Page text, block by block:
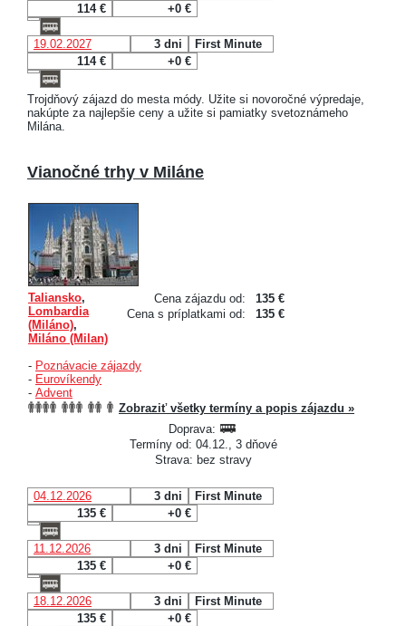
114 €
+0 €
19.02.2027 3 dni
First Minute
114 €
+0 €
Trojdňový zájazd do mesta módy. Užite si novoročné výpredaje,
nakúpte za najlepšie ceny a užite si pamiatky svetoznámeho
Milána.
Vianočné trhy v Miláne
Cena zájazdu od:
135 €
Cena s príplatkami od:
135 €
Taliansko,
Lombardia
(Miláno),
Miláno (Milan)
- Poznávacie zájazdy
- Eurovíkendy
- Advent
Zobraziť všetky termíny a popis zájazdu »
Doprava:
Termíny od: 04.12., 3 dňové
Strava: bez stravy
04.12.2026 3 dni
First Minute
135 €
+0 €
11.12.2026 3 dni
First Minute
135 €
+0 €
18.12.2026 3 dni
First Minute
135 €
+0 €